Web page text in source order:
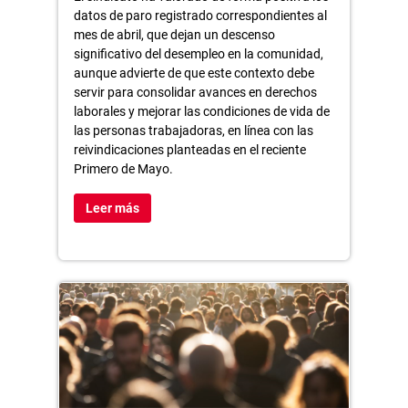
datos de paro registrado correspondientes al
mes de abril, que dejan un descenso
significativo del desempleo en la comunidad,
aunque advierte de que este contexto debe
servir para consolidar avances en derechos
laborales y mejorar las condiciones de vida de
las personas trabajadoras, en línea con las
reivindicaciones planteadas en el reciente
Primero de Mayo.
Leer más